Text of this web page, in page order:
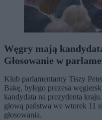
Węgry mają
Głosowanie w
Klub parlamentarny Tiszy
Bakę, byłego prezesa
kandydata na prezydenta
głową państwa we wtorek 11
głosowania.